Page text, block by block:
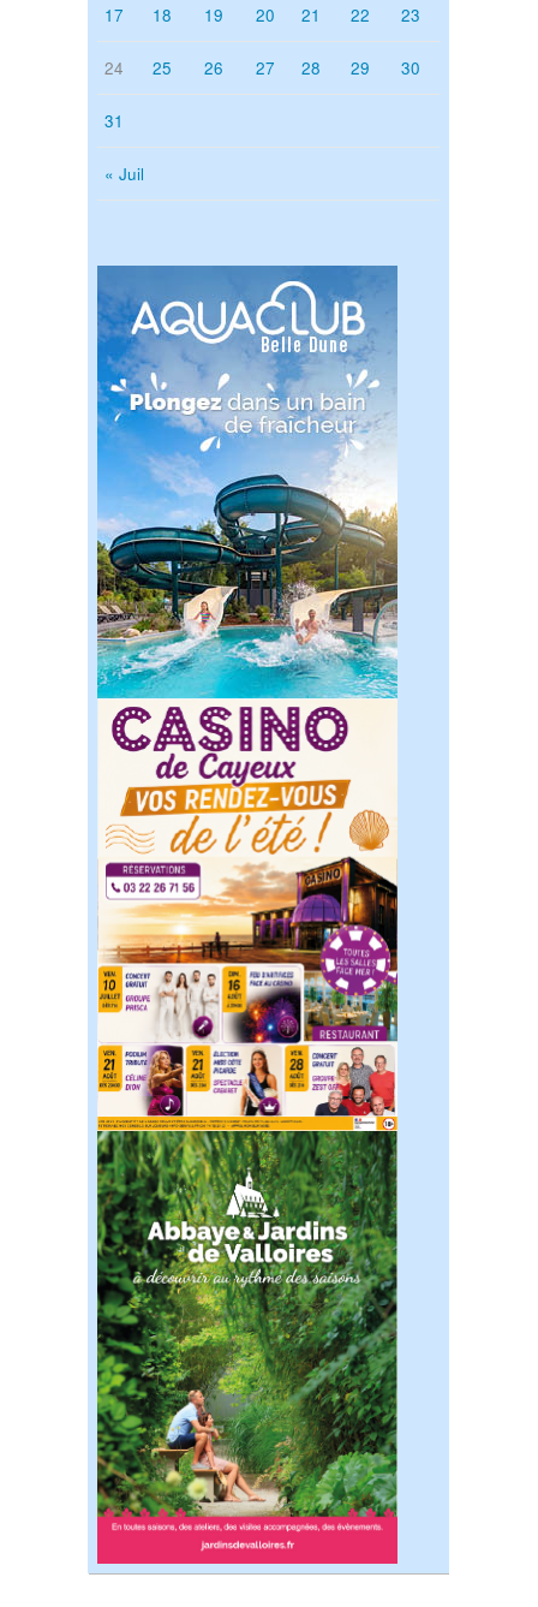
« Juil
17 18 19 20 21 22 23
24 25 26 27 28 29 30
31